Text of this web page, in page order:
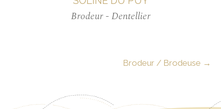
Brodeur Dentellier
Brodeur / Brodeuse →